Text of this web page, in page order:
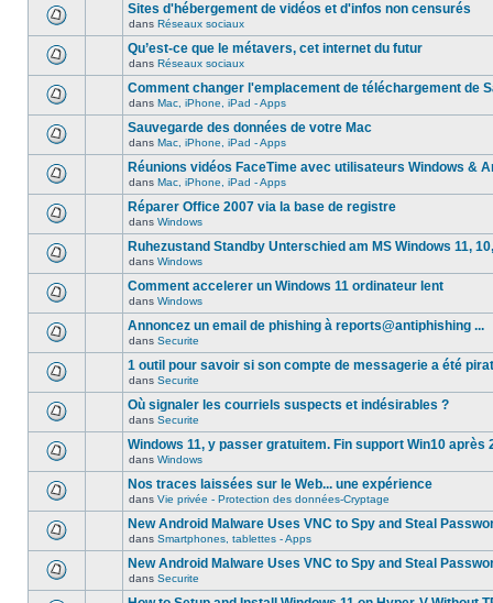
Sites d'hébergement de vidéos et d'infos non censurés
dans Réseaux sociaux
Qu’est-ce que le métavers, cet internet du futur
dans Réseaux sociaux
Comment changer l'emplacement de téléchargement de
dans Mac, iPhone, iPad - Apps
Sauvegarde des données de votre Mac
dans Mac, iPhone, iPad - Apps
Réunions vidéos FaceTime avec utilisateurs Windows &
dans Mac, iPhone, iPad - Apps
Réparer Office 2007 via la base de registre
dans Windows
Ruhezustand Standby Unterschied am MS Windows 11,
dans Windows
Comment accelerer un Windows 11 ordinateur lent
dans Windows
Annoncez un email de phishing à reports@antiphishing ...
dans Securite
1 outil pour savoir si son compte de messagerie a été
dans Securite
Où signaler les courriels suspects et indésirables ?
dans Securite
Windows 11, y passer gratuitem. Fin support Win10 après
dans Windows
Nos traces laissées sur le Web... une expérience
dans Vie privée - Protection des données-Cryptage
New Android Malware Uses VNC to Spy and Steal
dans Smartphones, tablettes - Apps
New Android Malware Uses VNC to Spy and Steal
dans Securite